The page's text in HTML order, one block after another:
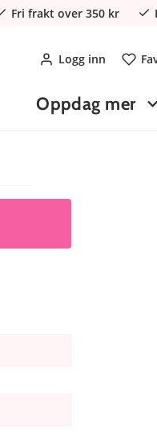
Fri frakt over 350 kr
Logg inn
Oppdag mer